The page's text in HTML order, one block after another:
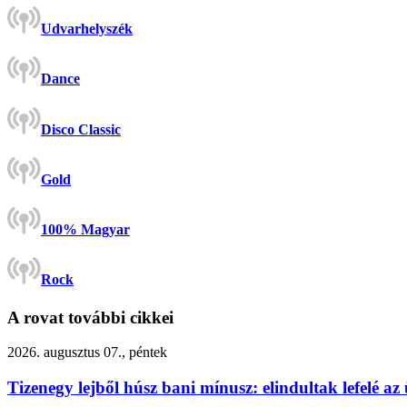
Udvarhelyszék
Dance
Disco Classic
Gold
100% Magyar
Rock
A rovat további cikkei
2026. augusztus 07., péntek
Tizenegy lejből húsz bani mínusz: elindultak lefelé az